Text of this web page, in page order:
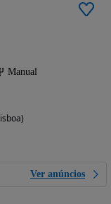
Manual
Ver anúncios